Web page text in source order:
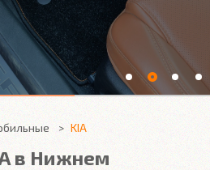
KIA
в Нижнем